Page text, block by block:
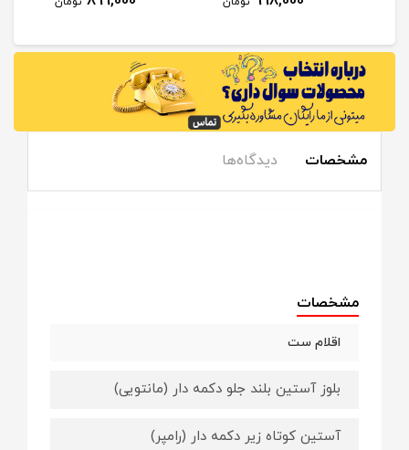
مشخصات دیدگاه‌ها
مشخصات
اقلام ست
بلوز آستین بلند جلو دکمه دار (مانتویی)
آستین کوتاه زیر دکمه دار (رامپر)